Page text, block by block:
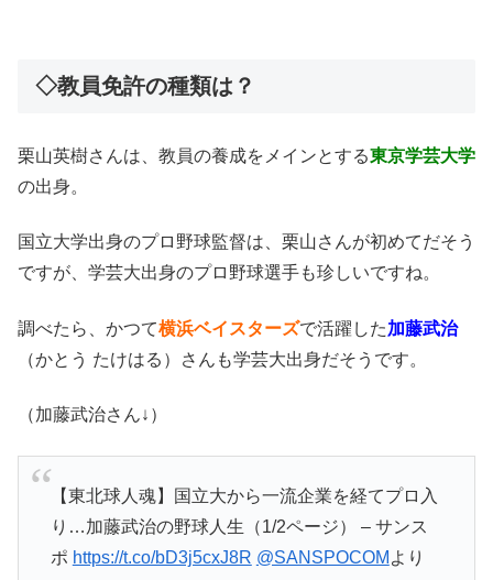
◇教員免許の種類は？
栗山英樹さんは、教員の養成をメインとする東京学芸大学
の出身。
国立大学出身のプロ野球監督は、栗山さんが初めてだそう
ですが、学芸大出身のプロ野球選手も珍しいですね。
調べたら、かつて横浜ベイスターズで活躍した加藤武治
（かとう たけはる）さんも学芸大出身だそうです。
（加藤武治さん↓）
【東北球人魂】国立大から一流企業を経てプロ入
り…加藤武治の野球人生（1/2ページ） – サンス
ポ https://t.co/bD3j5cxJ8R @SANSPOCOM より